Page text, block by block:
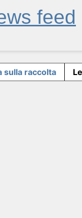
feed
sulla raccolta